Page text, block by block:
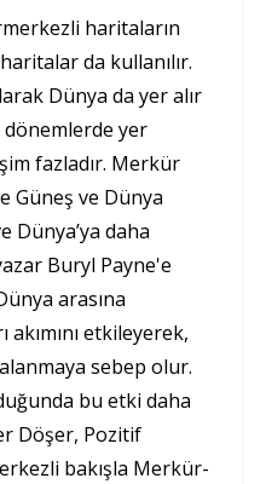
haritaların
da kullanılır.
Dünya da yer alır
dönemlerde yer
fazladır. Merkür
Güneş ve Dünya
Dünya’ya daha
Buryl Payne'e
arasına
etkileyerek,
sebep olur.
bu etki daha
Döşer, Pozitif
bakışla Merkür-